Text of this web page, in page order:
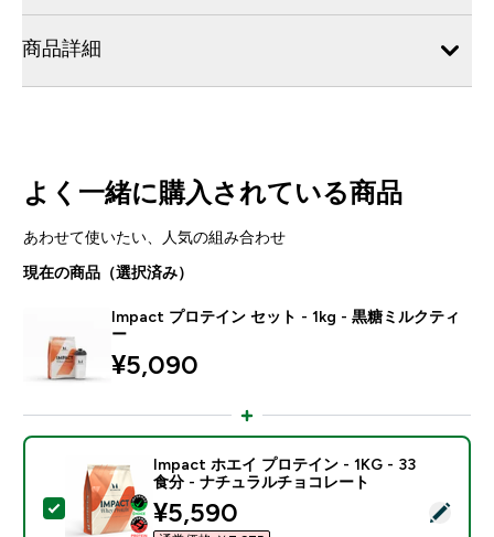
商品詳細
よく一緒に購入されている商品
あわせて使いたい、人気の組み合わせ
現在の商品（選択済み）
Impact プロテイン セット - 1kg - 黒糖ミルクティ
ー
¥5,090‎
この商品を選択 - Impact ホエイ プロテイン - 1KG -
Impact ホエイ プロテイン - 1KG - 33
食分 - ナチュラルチョコレート
discounted price
¥5,590‎